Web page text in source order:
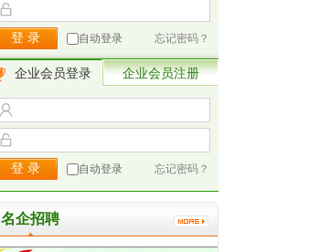
自动登录 忘记密码？
企业会员登录 企业会员注册
自动登录 忘记密码？
名企招聘